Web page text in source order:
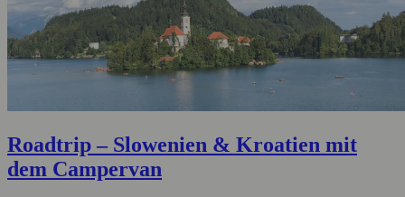
Roadtrip – Slowenien & Kroatien mit
dem Campervan